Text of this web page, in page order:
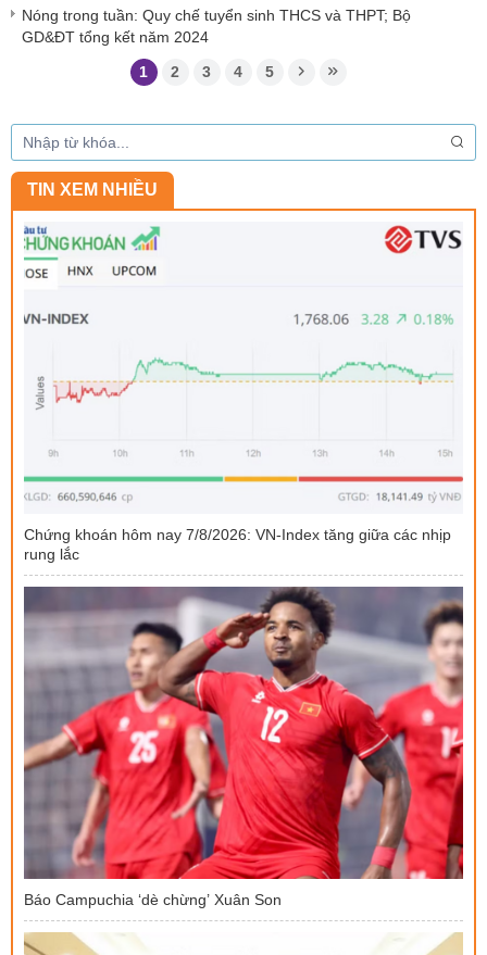
Nóng trong tuần: Quy chế tuyển sinh THCS và THPT; Bộ
GD&ĐT tổng kết năm 2024
1 2 3 4 5
TIN XEM NHIỀU
Chứng khoán hôm nay 7/8/2026: VN-Index tăng giữa các nhịp
rung lắc
Báo Campuchia ‘dè chừng’ Xuân Son